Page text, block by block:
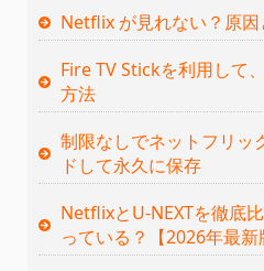
Netflix が見れない？原
Fire TV Stickを利用して
方法
制限なしでネットフリッ
ドして永久に保存
NetflixとU-NEXTを徹底
っている？【2026年最新